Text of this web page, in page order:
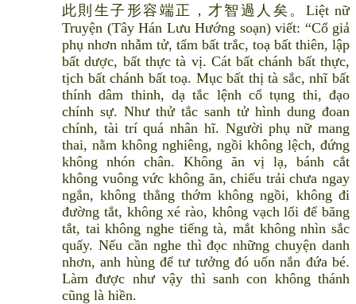
此則生子形容端正，才智過人矣。Liệt nữ
Truyện (Tây Hán Lưu Hướng soạn) viết: “Cổ giả
phụ nhơn nhẫm tử, tẩm bất trắc, toạ bất thiên, lập
bất dược, bất thực tà vị. Cát bất chánh bất thực,
tịch bất chánh bất toạ. Mục bất thị tà sắc, nhĩ bất
thính dâm thinh, dạ tắc lệnh cổ tụng thi, đạo
chính sự. Như thử tắc sanh tử hình dung đoan
chính, tài trí quá nhân hĩ. Người phụ nữ mang
thai, nằm không nghiêng, ngồi không lệch, đứng
không nhón chân. Không ăn vị lạ, bánh cắt
không vuông vức không ăn, chiếu trải chưa ngay
ngắn, không thẳng thớm không ngồi, không đi
đường tắt, không xé rào, không vạch lối để băng
tắt, tai không nghe tiếng tà, mắt không nhìn sắc
quấy. Nếu cần nghe thì đọc những chuyện danh
nhơn, anh hùng để tư tưởng đó uốn nắn đứa bé.
Làm được như vậy thì sanh con không thánh
cũng là hiền.